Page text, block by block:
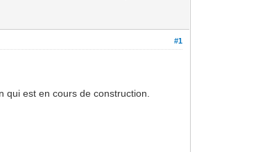
#1
est en cours de construction.